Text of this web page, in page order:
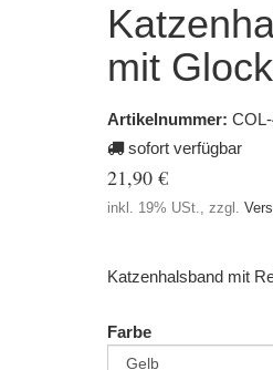
mit
Artikelnummer:
sofort verfügbar
21,90 €
inkl. 19% USt., zzgl.
Katzenhalsband mit
Farbe